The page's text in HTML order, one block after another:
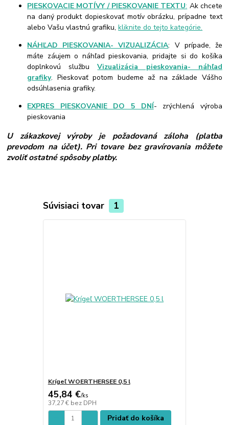
PIESKOVACIE MOTÍVY / PIESKOVANIE TEXTU: Ak chcete
na daný produkt dopieskovať motív obrázku, prípadne text
alebo Vašu vlastnú grafiku,kliknite do tejto kategórie.
NÁHĽAD PIESKOVANIA- VIZUALIZÁCIA: V prípade, že
máte záujem o náhľad pieskovania, pridajte si do košíka
doplnkovú službuVizualizácia pieskovania- náhľad
grafiky. Pieskovať potom budeme až na základe Vášho
odsúhlasenia grafiky.
EXPRES PIESKOVANIE DO 5 DNÍ- zrýchlená výroba
pieskovania
U zákazkovej výroby je požadovaná záloha (platba
prevodom na účet). Pri tovare bez gravírovania môžete
zvoliť ostatné spôsoby platby.
Súvisiaci tovar 1
Krígeľ WOERTHERSEE 0,5 l
45,84 €/ks
37,27 € bez DPH
Pridať do košíka